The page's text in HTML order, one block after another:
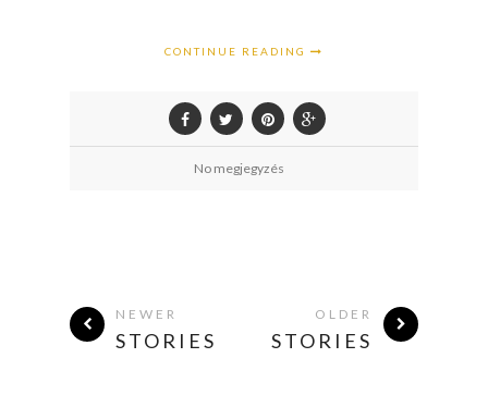
CONTINUE READING
No megjegyzés
NEWER
STORIES
OLDER
STORIES